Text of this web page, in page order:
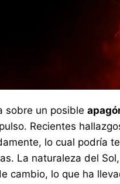
sobre un posible
Recientes
lo cual podría
La naturaleza del
cambio, lo que ha